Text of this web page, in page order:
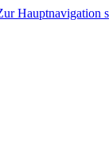
Hauptnavigation